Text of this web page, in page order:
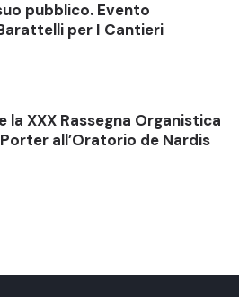
pubblico. Evento
per I Cantieri
la XXX Rassegna Organistica
all’Oratorio de Nardis